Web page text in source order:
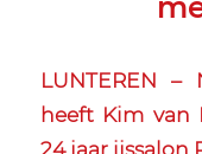
LUNTEREN
heeft Kim van
24 jaar ijssalon